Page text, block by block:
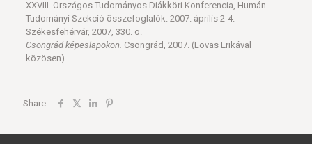
XXVIII. Országos Tudományos Diákköri Konferencia, Humán
Tudományi Szekció összefoglalók. 2007. április 2-4.
Székesfehérvár, 2007, 330. o.
Csongrád képeslapokon. Csongrád, 2007. (Lovas Erikával
közösen)
Share